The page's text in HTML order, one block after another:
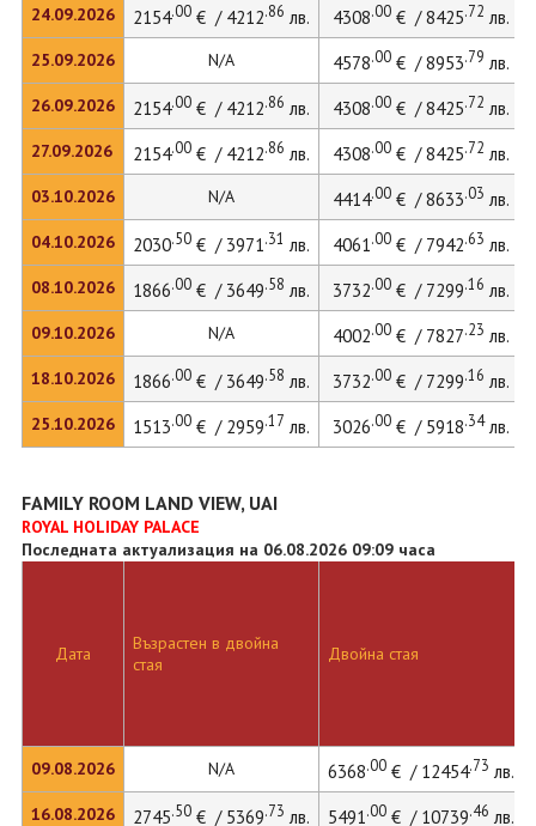
24.09.2026
25.09.2026
26.09.2026
27.09.2026
03.10.2026
04.10.2026
08.10.2026
09.10.2026
18.10.2026
25.10.2026
2154.00€ / 4212.86 лв. 4308.00€ / 8425.72 лв.
N/A 4578.00€ / 8953.79 лв.
2154.00€ / 4212.86 лв. 4308.00€ / 8425.72 лв.
2154.00€ / 4212.86 лв. 4308.00€ / 8425.72 лв.
N/A 4414.00€ / 8633.03 лв.
2030.50€ / 3971.31 лв. 4061.00€ / 7942.63 лв.
1866.00€ / 3649.58 лв. 3732.00€ / 7299.16 лв.
N/A 4002.00€ / 7827.23 лв.
1866.00€ / 3649.58 лв. 3732.00€ / 7299.16 лв.
1513.00€ / 2959.17 лв. 3026.00€ / 5918.34лв.
FAMILY ROOM LAND VIEW, UAI
ROYAL HOLIDAY PALACE
Последната актуализация на 06.08.2026 09:09 часа
Дата
09.08.2026
16.08.2026
Възрастен в двойна
стая
Двойна стая
N/A 6368.00€ / 12454.73 лв.
2745.50€ / 5369.73 лв. 5491.00€ / 10739.46 лв.